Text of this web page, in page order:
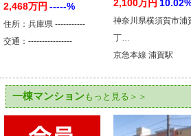
2,468万円 -----%
住所：兵庫県 -----------
交通：----------------
2,100万円
神奈川県横須賀市浦
丁…
京急本線 浦賀駅
一棟マンションもっと見る＞＞